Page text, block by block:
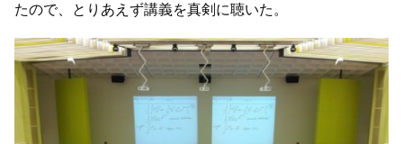
たので、とりあえず講義を真剣に聴いた。